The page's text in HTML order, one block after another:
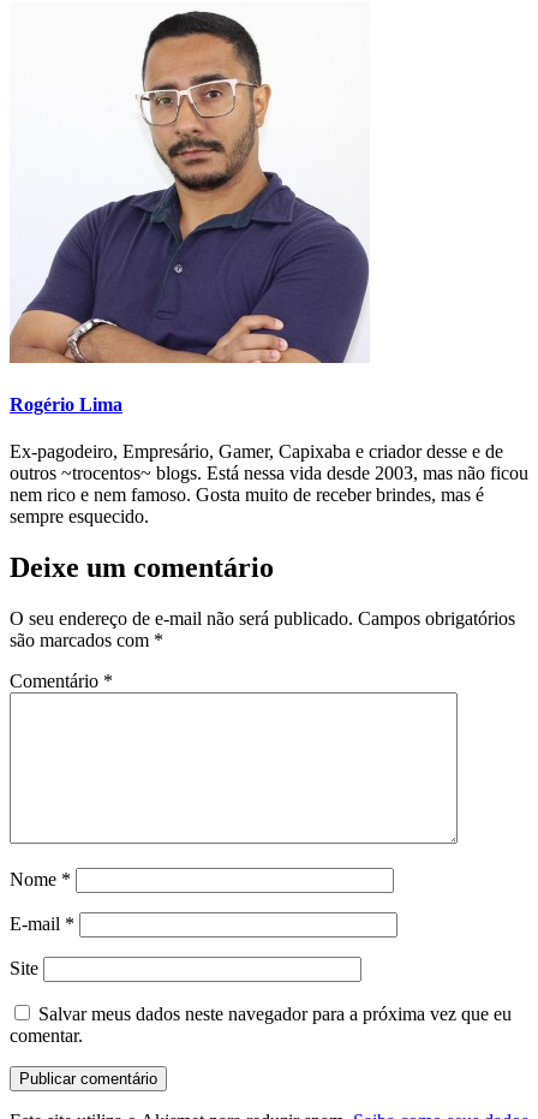
Rogério Lima
Ex-pagodeiro, Empresário, Gamer, Capixaba e criador desse e de
outros ~trocentos~ blogs. Está nessa vida desde 2003, mas não ficou
nem rico e nem famoso. Gosta muito de receber brindes, mas é
sempre esquecido.
Deixe um comentário
O seu endereço de e-mail não será publicado. Campos obrigatórios
são marcados com *
Comentário *
Nome *
E-mail *
Site
Salvar meus dados neste navegador para a próxima vez que eu
comentar.